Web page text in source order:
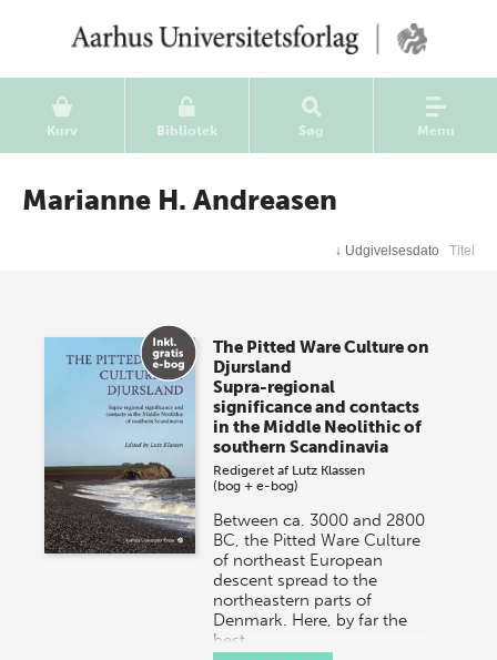
Kurv Bibliotek Søg Menu
Marianne H. Andreasen
↓ Udgivelsesdato Titel
The Pitted Ware Culture on
Djursland
Supra-regional
significance and contacts
in the Middle Neolithic of
southern Scandinavia
Redigeret af Lutz Klassen
(bog + e-bog)
Between ca. 3000 and 2800
BC, the Pitted Ware Culture
of northeast European
descent spread to the
northeastern parts of
Denmark. Here, by far the
best…